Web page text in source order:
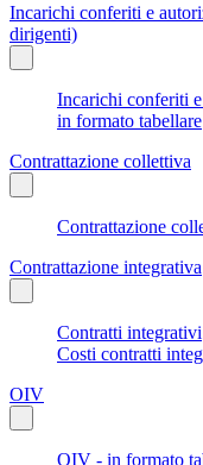
Incarichi conferiti e
dirigenti)
Incarichi conferiti
in formato tabellare
Contrattazione collettiva
Contrattazione
Contrattazione integrativa
Contratti integrativi
Costi contratti
OIV
OIV - in formato